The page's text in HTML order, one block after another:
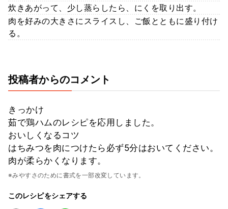
炊きあがって、少し蒸らしたら、にくを取り出す。
肉を好みの大きさにスライスし、ご飯とともに盛り付け
る。
投稿者からのコメント
きっかけ
茹で鶏ハムのレシピを応用しました。
おいしくなるコツ
はちみつを肉につけたら必ず5分はおいてください。
肉が柔らかくなります。
※みやすさのために書式を一部改変しています。
このレシピをシェアする